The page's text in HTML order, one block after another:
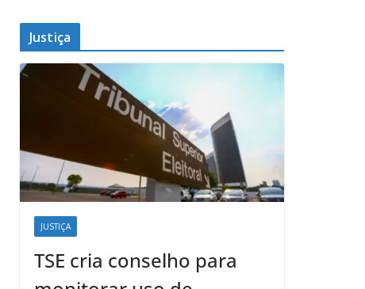
Justiça
JUSTIÇA
TSE cria conselho para